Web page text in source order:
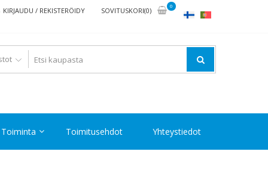
KIRJAUDU / REKISTERÖIDY SOVITUSKORI(0)
0
Toiminta Toimitusehdot Yhteystiedot